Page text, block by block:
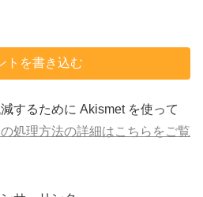
トを書き込む
するために Akismet を使って
処理方法の詳細はこちらをご覧